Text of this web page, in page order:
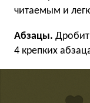
читаемым и
Абзацы.
4 крепких